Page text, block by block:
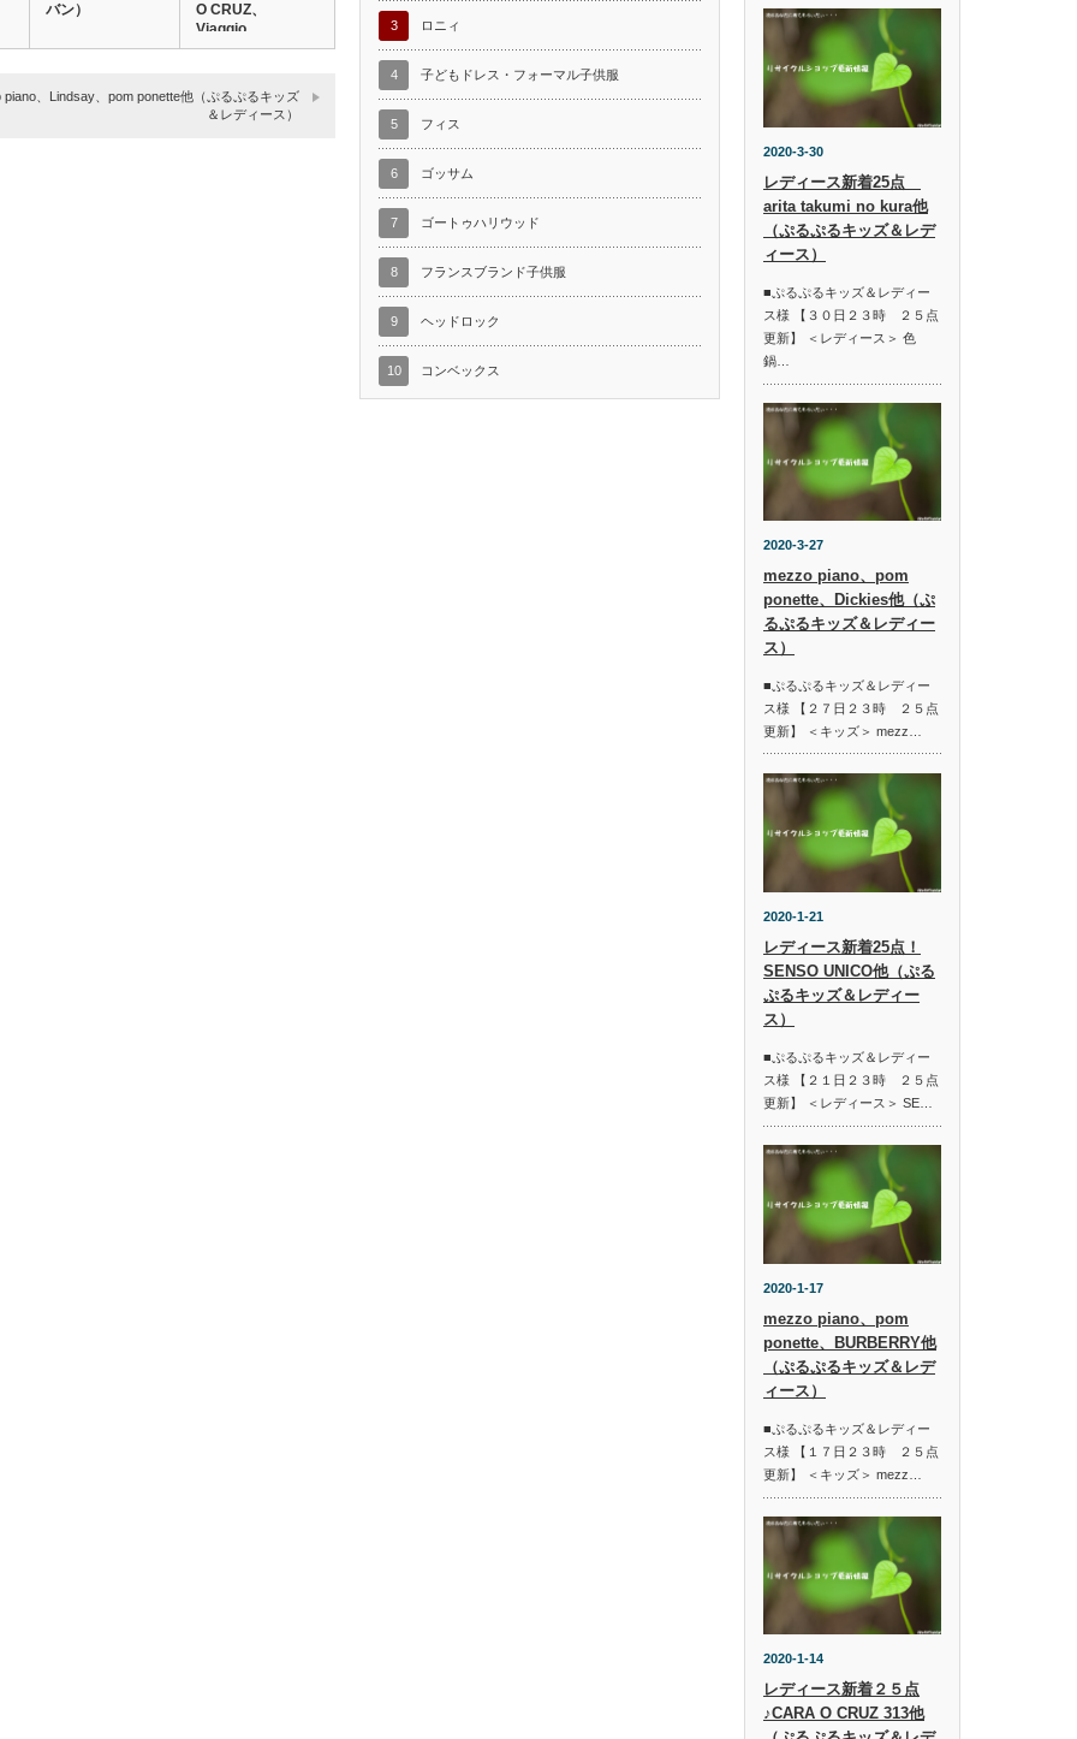
バン）
O CRUZ、
Viaggio…
piano、Lindsay、pom ponette他（ぷるぷるキッズ
＆レディース）
3 ロニィ
4 子どもドレス・フォーマル子供服
5 フィス
6 ゴッサム
7 ゴートゥハリウッド
8 フランスブランド子供服
9 ヘッドロック
10 コンベックス
2020-3-30
レディース新着25点
arita takumi no kura他
（ぷるぷるキッズ＆レデ
ィース）
■ぷるぷるキッズ＆レディー
ス様 【３０日２３時 ２５点
更新】 ＜レディース＞ 色
鍋…
2020-3-27
mezzo piano、pom
ponette、Dickies他（ぷ
るぷるキッズ＆レディー
ス）
■ぷるぷるキッズ＆レディー
ス様 【２７日２３時 ２５点
更新】 ＜キッズ＞ mezz…
2020-1-21
レディース新着25点！
SENSO UNICO他（ぷる
ぷるキッズ＆レディー
ス）
■ぷるぷるキッズ＆レディー
ス様 【２１日２３時 ２５点
更新】 ＜レディース＞ SE…
2020-1-17
mezzo piano、pom
ponette、BURBERRY他
（ぷるぷるキッズ＆レデ
ィース）
■ぷるぷるキッズ＆レディー
ス様 【１７日２３時 ２５点
更新】 ＜キッズ＞ mezz…
2020-1-14
レディース新着２５点
♪CARA O CRUZ 313他